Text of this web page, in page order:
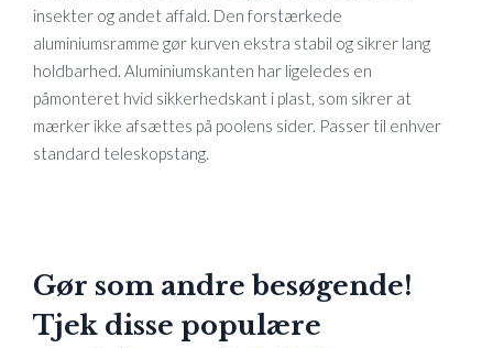
insekter og andet affald. Den forstærkede
aluminiumsramme gør kurven ekstra stabil og sikrer lang
holdbarhed. Aluminiumskanten har ligeledes en
påmonteret hvid sikkerhedskant i plast, som sikrer at
mærker ikke afsættes på poolens sider. Passer til enhver
standard teleskopstang.
Gør som andre besøgende!
Tjek disse populære